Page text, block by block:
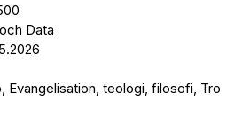
Data
Evangelisation, teologi, filosofi, Tro